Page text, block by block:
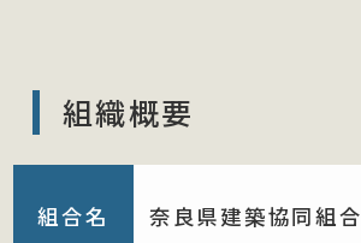
組織概要
組合名 奈良県建築協同組合